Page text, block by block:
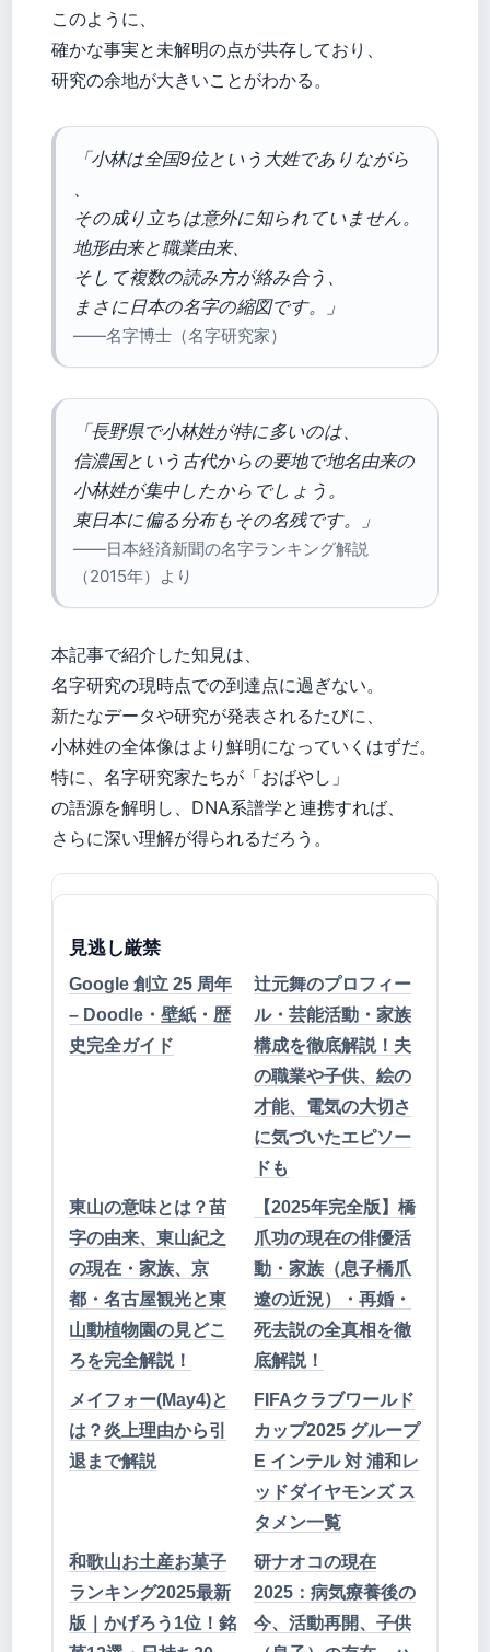
このように、
確かな事実と未解明の点が共存しており、
研究の余地が大きいことがわかる。
「小林は全国9位という大姓でありながら
、
その成り立ちは意外に知られていません。
地形由来と職業由来、
そして複数の読み方が絡み合う、
まさに日本の名字の縮図です。」
——名字博士（名字研究家）
「長野県で小林姓が特に多いのは、
信濃国という古代からの要地で地名由来の
小林姓が集中したからでしょう。
東日本に偏る分布もその名残です。」
——日本経済新聞の名字ランキング解説
（2015年）より
本記事で紹介した知見は、
名字研究の現時点での到達点に過ぎない。
新たなデータや研究が発表されるたびに、
小林姓の全体像はより鮮明になっていくはずだ。
特に、名字研究家たちが「おばやし」
の語源を解明し、DNA系譜学と連携すれば、
さらに深い理解が得られるだろう。
見逃し厳禁
Google 創立 25 周年
– Doodle・壁紙・歴
史完全ガイド
辻元舞のプロフィー
ル・芸能活動・家族
構成を徹底解説！夫
の職業や子供、絵の
才能、電気の大切さ
に気づいたエピソー
ドも
東山の意味とは？苗
字の由来、東山紀之
の現在・家族、京
都・名古屋観光と東
山動植物園の見どこ
ろを完全解説！
【2025年完全版】橋
爪功の現在の俳優活
動・家族（息子橋爪
遼の近況）・再婚・
死去説の全真相を徹
底解説！
メイフォー(May4)と
は？炎上理由から引
退まで解説
FIFAクラブワールド
カップ2025 グループ
E インテル 対 浦和レ
ッドダイヤモンズ ス
タメン一覧
和歌山お土産お菓子
ランキング2025最新
版｜かげろう1位！銘
研ナオコの現在
2025：病気療養後の
今、活動再開、子供